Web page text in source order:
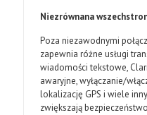
Niezrównana
Poza niezawodnymi
zapewnia różne usługi
wiadomości tekstowe,
awaryjne, wyłączanie/
lokalizację GPS i wiele
zwiększają